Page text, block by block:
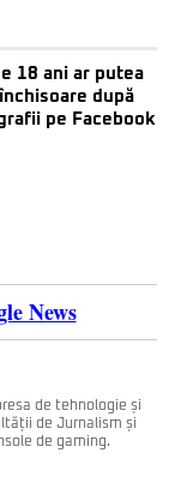
18 ani ar putea
după
pe Facebook
News
de tehnologie și
de Jurnalism și
de gaming.